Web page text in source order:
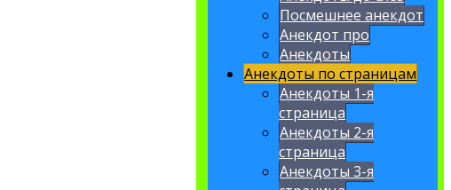
Посмешнее анекдот
Анекдот про
Анекдоты
Анекдоты по страницам
Анекдоты 1-я
страница
Анекдоты 2-я
страница
Анекдоты 3-я